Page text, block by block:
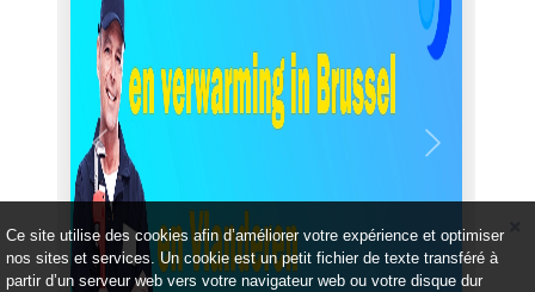
Précédent Suivant
Ce site utilise des cookies afin d’améliorer votre expérience et optimiser
nos sites et services. Un cookie est un petit fichier de texte transféré à
partir d’un serveur web vers votre navigateur web ou votre disque dur